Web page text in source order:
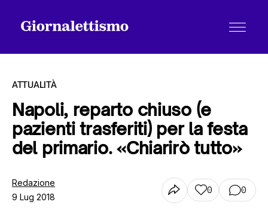
Tutti gli articoli
Chi siamo
ATTUALITÀ
Napoli, reparto chiuso (e
pazienti trasferiti) per la festa
del primario. «Chiarirò tutto»
Redazione
9 Lug 2018
0 0